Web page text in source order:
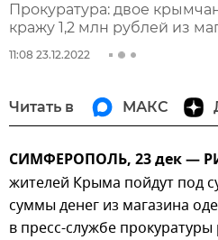
Прокуратура: двое
кражу 1,2 млн рублей из
11:08 23.12.2022
Читать в МАКС
СИМФЕРОПОЛЬ, 23 дек —
жителей Крыма пойдут под
суммы денег из магазина
в пресс-службе прокуратуры